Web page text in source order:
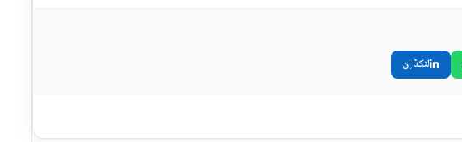
لنکڈ اِن